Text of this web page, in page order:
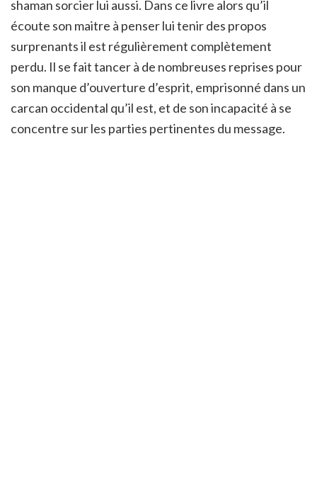
shaman sorcier lui aussi. Dans ce livre alors qu’il
écoute son maitre à penser lui tenir des propos
surprenants il est régulièrement complètement
perdu. Il se fait tancer à de nombreuses reprises pour
son manque d’ouverture d’esprit, emprisonné dans un
carcan occidental qu’il est, et de son incapacité à se
concentre sur les parties pertinentes du message.